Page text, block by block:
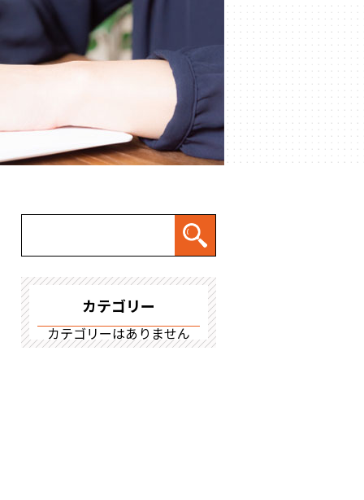
カテゴリー
カテゴリーはありません